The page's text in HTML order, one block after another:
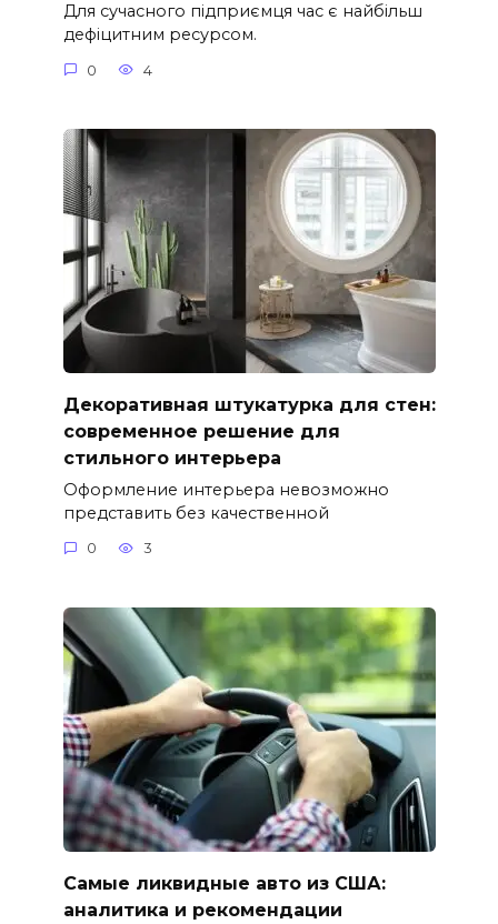
Для сучасного підприємця час є найбільш
дефіцитним ресурсом.
0 4
Декоративная штукатурка для стен:
современное решение для
стильного интерьера
Оформление интерьера невозможно
представить без качественной
0 3
Самые ликвидные авто из США:
аналитика и рекомендации